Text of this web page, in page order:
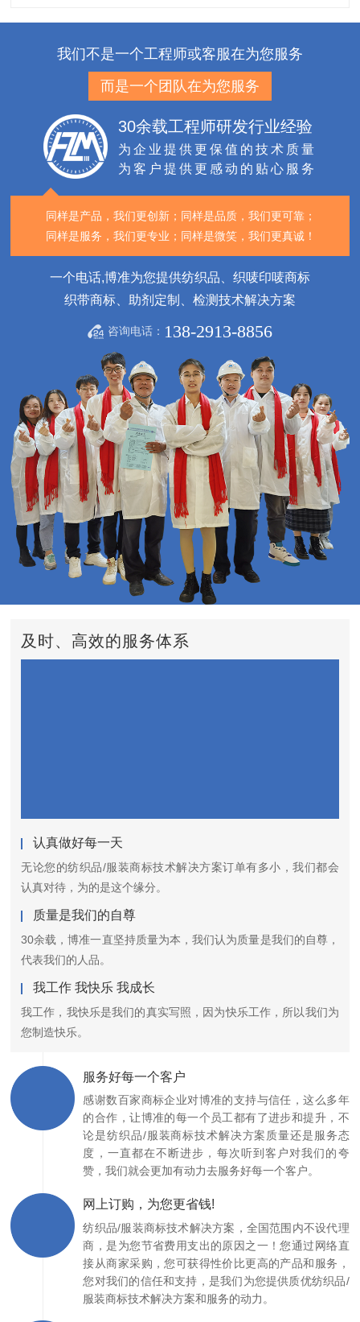
我们不是一个工程师或客服在为您服务
而是一个团队在为您服务
30余载工程师研发行业经验
为企业提供更保值的技术质量
为客户提供更感动的贴心服务
同样是产品，我们更创新； 同样是品质，我们更可靠；
同样是服务，我们更专业； 同样是微笑，我们更真诚！
一个电话,博准为您提供纺织品、织唛印唛商标
织带商标、助剂定制、检测技术解决方案
咨询电话： 138-2913-8856
及时、高效的服务体系
认真做好每一天
无论您的纺织品/服装商标技术解决方案订单有多小，我们都会
认真对待，为的是这个缘分。
质量是我们的自尊
30余载，博准一直坚持质量为本，我们认为质量是我们的自尊，
代表我们的人品。
我工作 我快乐 我成长
我工作，我快乐是我们的真实写照，因为快乐工作，所以我们为
您制造快乐。
服务好每一个客户
感谢数百家商标企业对博准的支持与信任，这么多年
的合作，让博准的每一个员工都有了进步和提升，不
论是纺织品/服装商标技术解决方案质量还是服务态
度，一直都在不断进步，每次听到客户对我们的夸
赞，我们就会更加有动力去服务好每一个客户。
网上订购，为您更省钱!
纺织品/服装商标技术解决方案，全国范围内不设代理
商，是为您节省费用支出的原因之一！您通过网络直
接从商家采购，您可获得性价比更高的产品和服务，
您对我们的信任和支持，是我们为您提供质优纺织品/
服装商标技术解决方案和服务的动力。